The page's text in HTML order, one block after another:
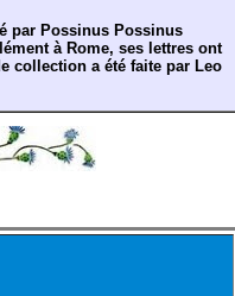
par Possinus Possinus
à Rome, ses lettres ont
collection a été faite par Leo